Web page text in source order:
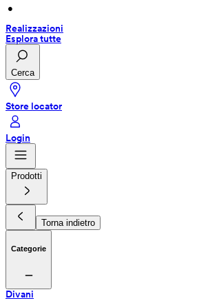
•
Realizzazioni
Esplora tutte
Cerca
Store locator
Login
Prodotti
Torna indietro
Categorie
Divani